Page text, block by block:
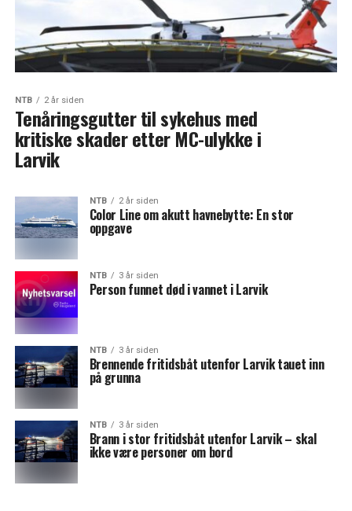
NTB 2 år siden
Tenåringsgutter til sykehus med
kritiske skader etter MC-ulykke i
Larvik
NTB 2 år siden
Color Line om akutt havnebytte: En stor
oppgave
NTB 3 år siden
Person funnet død i vannet i Larvik
NTB 3 år siden
Brennende fritidsbåt utenfor Larvik tauet inn
på grunna
NTB 3 år siden
Brann i stor fritidsbåt utenfor Larvik – skal
ikke være personer om bord